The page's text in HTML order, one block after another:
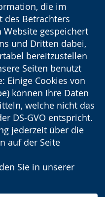
die im
des Betrachters
gespeichert
und Dritten dabei,
bereitzustellen
Seiten benutzt
Einige Cookies von
können Ihre Daten
welche nicht das
DS-GVO entspricht.
jederzeit über die
auf der Seite
Sie in unserer